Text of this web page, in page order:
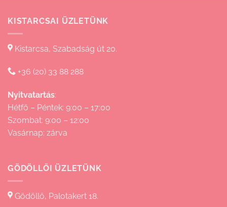
KISTARCSAI ÜZLETÜNK
Kistarcsa, Szabadság út 20.
+36 (20) 33 88 288
Nyitvatartás:
Hétfő – Péntek: 9:00 – 17:00
Szombat: 9:00 – 12:00
Vasárnap: zárva
GÖDÖLLŐI ÜZLETÜNK
Gödöllő, Palotakert 18.